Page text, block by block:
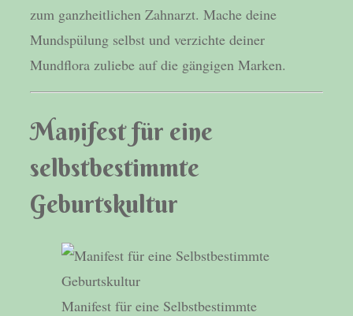
zum ganzheitlichen Zahnarzt. Mache deine
Mundspülung selbst und verzichte deiner
Mundflora zuliebe auf die gängigen Marken.
Manifest für eine
selbstbestimmte
Geburtskultur
Manifest für eine Selbstbestimmte